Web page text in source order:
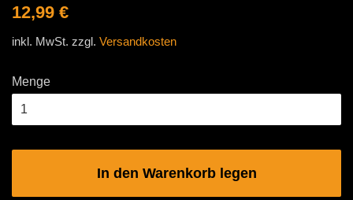
Normaler
12,99 €
inkl. MwSt. zzgl. Versandkosten
Menge
In den Warenkorb legen